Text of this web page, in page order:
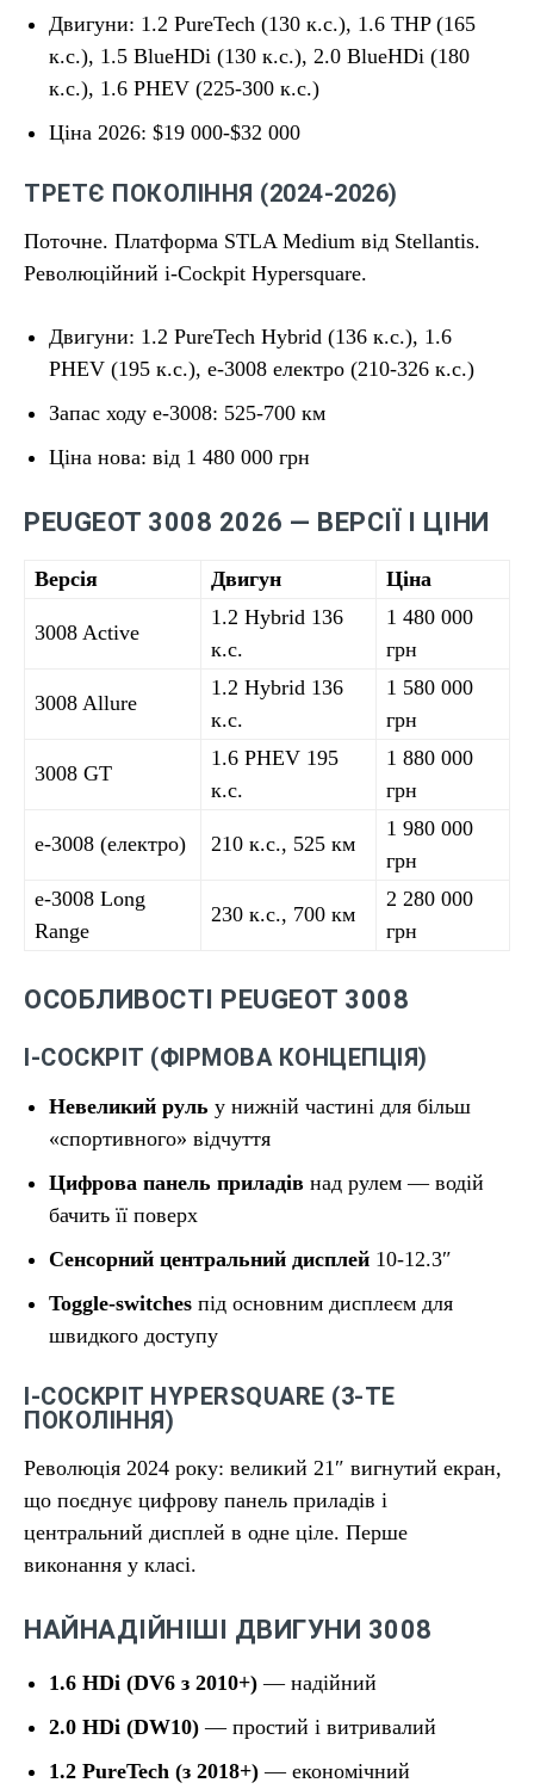
Двигуни: 1.2 PureTech (130 к.с.), 1.6 THP (165
к.с.), 1.5 BlueHDi (130 к.с.), 2.0 BlueHDi (180
к.с.), 1.6 PHEV (225-300 к.с.)
Ціна 2026: $19 000-$32 000
ТРЕТЄ ПОКОЛІННЯ (2024-2026)
Поточне. Платформа STLA Medium від Stellantis.
Революційний i-Cockpit Hypersquare.
Двигуни: 1.2 PureTech Hybrid (136 к.с.), 1.6
PHEV (195 к.с.), e-3008 електро (210-326 к.с.)
Запас ходу e-3008: 525-700 км
Ціна нова: від 1 480 000 грн
PEUGEOT 3008 2026 — ВЕРСІЇ І ЦІНИ
Версія Двигун Ціна
3008 Active
1.2 Hybrid 136
к.с.
1 480 000
грн
3008 Allure
1.2 Hybrid 136
к.с.
1 580 000
грн
3008 GT
1.6 PHEV 195
к.с.
1 880 000
грн
e-3008 (електро) 210 к.с., 525 км
1 980 000
грн
e-3008 Long
Range
230 к.с., 700 км
2 280 000
грн
ОСОБЛИВОСТІ PEUGEOT 3008
I-COCKPIT (ФІРМОВА КОНЦЕПЦІЯ)
Невеликий руль у нижній частині для більш
«спортивного» відчуття
Цифрова панель приладів над рулем — водій
бачить її поверх
Сенсорний центральний дисплей 10-12.3″
Toggle-switches під основним дисплеєм для
швидкого доступу
I-COCKPIT HYPERSQUARE (3-ТЕ
ПОКОЛІННЯ)
Революція 2024 року: великий 21″ вигнутий екран,
що поєднує цифрову панель приладів і
центральний дисплей в одне ціле. Перше
виконання у класі.
НАЙНАДІЙНІШІ ДВИГУНИ 3008
1.6 HDi (DV6 з 2010+) — надійний
2.0 HDi (DW10) — простий і витривалий
1.2 PureTech (з 2018+) — економічний